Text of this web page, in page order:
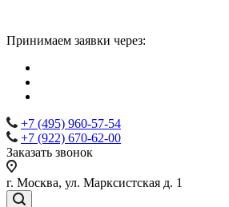
Принимаем заявки через:
+7 (495) 960-57-54
+7 (922) 670-62-00
Заказать звонок
г. Москва, ул. Марксистская д. 1